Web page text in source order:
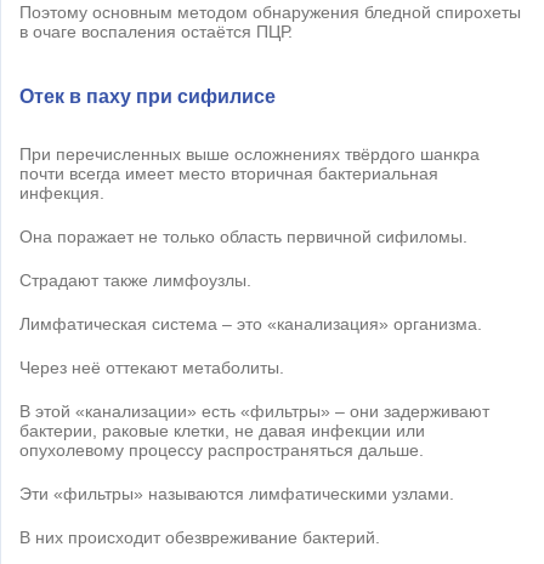
Поэтому основным методом обнаружения бледной спирохеты
в очаге воспаления остаётся ПЦР.
Отек в паху при сифилисе
При перечисленных выше осложнениях твёрдого шанкра
почти всегда имеет место вторичная бактериальная
инфекция.
Она поражает не только область первичной сифиломы.
Страдают также лимфоузлы.
Лимфатическая система – это «канализация» организма.
Через неё оттекают метаболиты.
В этой «канализации» есть «фильтры» – они задерживают
бактерии, раковые клетки, не давая инфекции или
опухолевому процессу распространяться дальше.
Эти «фильтры» называются лимфатическими узлами.
В них происходит обезвреживание бактерий.